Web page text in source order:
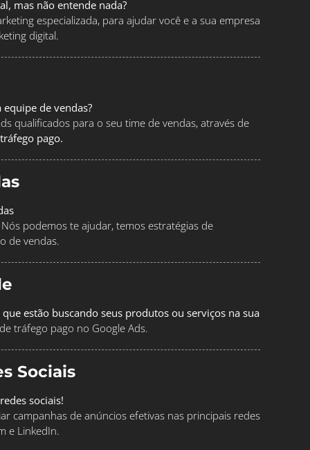
mas não entende nada?
especializada, para ajudar você e a sua empresa
digital.
de vendas?
qualificados para o seu time de vendas, através de
tráfego pago.
podemos te ajudar, temos estratégias de
de vendas.
estão buscando seus produtos ou serviços na sua
tráfego pago no Google Ads.
Sociais
sociais!
campanhas de anúncios efetivas nas principais redes
e LinkedIn.